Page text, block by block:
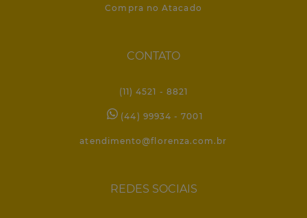
Compra no Atacado
CONTATO
(11) 4521 - 8821
(44) 99934 - 7001
atendimento@florenza.com.br
REDES SOCIAIS